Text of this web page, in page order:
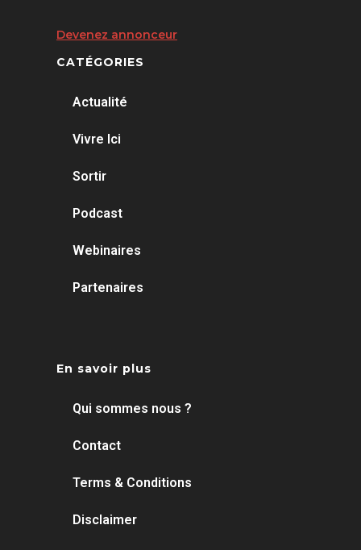
Devenez annonceur
CATÉGORIES
Actualité
Vivre Ici
Sortir
Podcast
Webinaires
Partenaires
En savoir plus
Qui sommes nous ?
Contact
Terms & Conditions
Disclaimer